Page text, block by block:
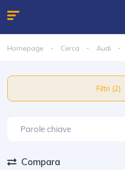
Homepage Cerca Audi
Filtri (2)
Compara